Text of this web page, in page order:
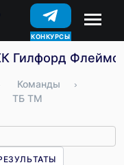
КОНКУРСЫ
Гилфорд Флеймс
Команды
›
ТБ ТМ